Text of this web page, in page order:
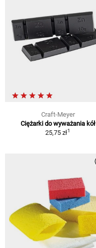
Craft-Meyer
Ciężarki do wyważania kół
25,75 zł1